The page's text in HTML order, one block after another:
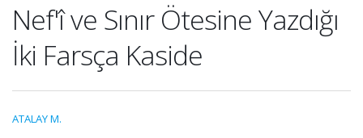
Nef'î ve Sınır Ötesine Yazdığı
İki Farsça Kaside
ATALAY M.